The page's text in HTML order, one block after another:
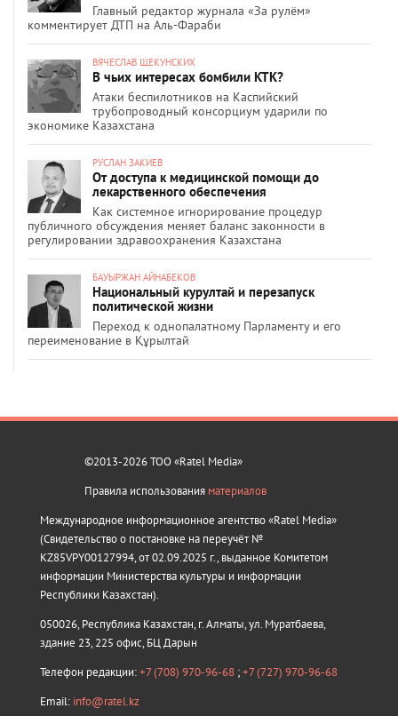
Главный редактор журнала «За рулём»
комментирует ДТП на Аль-Фараби
ВЯЧЕСЛАВ ЩЕКУНСКИХ
В чьих интересах бомбили КТК?
Атаки беспилотников на Каспийский
трубопроводный консорциум ударили по
экономике Казахстана
РУСЛАН ЗАКИЕВ
От доступа к медицинской помощи до
лекарственного обеспечения
Как системное игнорирование процедур
публичного обсуждения меняет баланс законности в
регулировании здравоохранения Казахстана
БАУЫРЖАН АЙНАБЕКОВ
Национальный курултай и перезапуск
политической жизни
Переход к однопалатному Парламенту и его
переименование в Құрылтай
©2013-2026 ТОО «Ratel Media»
Правила использования материалов
Международное информационное агентство «Ratel Media»
(Свидетельство о постановке на переучёт №
KZ85VPY00127994, от 02.09.2025 г., выданное Комитетом
информации Министерства культуры и информации
Республики Казахстан).
050026, Республика Казахстан, г. Алматы, ул. Муратбаева,
здание 23, 225 офис, БЦ Дарын
Телефон редакции:+7 (708) 970-96-68 ;+7 (727) 970-96-68
Email: info@ratel.kz